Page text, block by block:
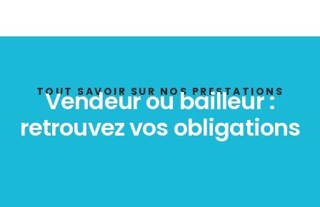
POLLUTION
TOUT SAVOIR SUR NOS PRESTATIONS
Vendeur ou bailleur :
retrouvez vos obligations